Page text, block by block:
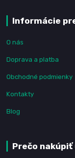
Informácie
O nás
Doprava a platba
Obchodné podmienky
Kontakty
Blog
Prečo nakúpiť